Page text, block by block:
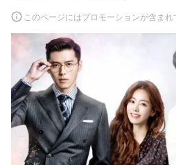
このページにはプロモーションが含まれ